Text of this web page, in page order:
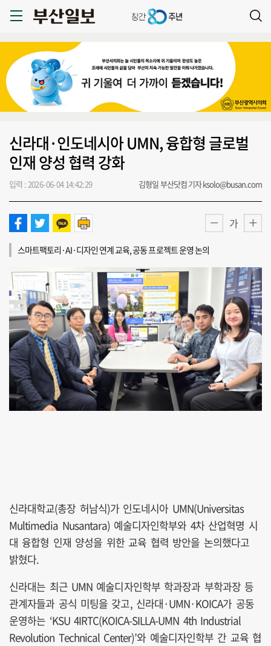
신라대·인도네시아 UMN, 융합형 글로벌
인재 양성 협력 강화
입력 : 2026-06-04 14:42:29 김형일 부산닷컴 기자 ksolo@busan.com
가
스마트팩토리·AI·디자인 연계 교육, 공동 프로젝트 운영 논의
신라대학교(총장 허남식)가 인도네시아 UMN(Universitas
Multimedia Nusantara) 예술디자인학부와 4차 산업혁명 시
대 융합형 인재 양성을 위한 교육 협력 방안을 논의했다고
밝혔다.
신라대는 최근 UMN 예술디자인학부 학과장과 부학과장 등
관계자들과 공식 미팅을 갖고, 신라대·UMN·KOICA가 공동
운영하는 ‘KSU 4IRTC(KOICA-SILLA-UMN 4th Industrial
Revolution Technical Center)’와 예술디자인학부 간 교육 협